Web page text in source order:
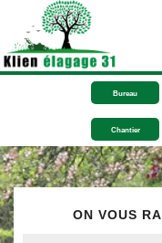
Bureau
Chantier
ON VOUS